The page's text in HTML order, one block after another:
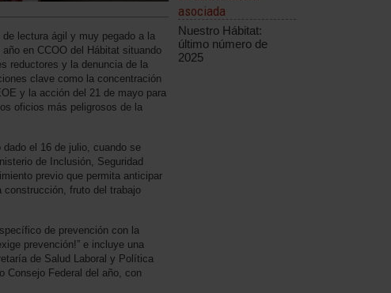
lectura ágil y muy pegado a la
en CCOO del Hábitat situando
reductores y la denuncia de la
clave como la concentración
y la acción del 21 de mayo para
oficios más peligrosos de la
el 16 de julio, cuando se
de Inclusión, Seguridad
previo que permita anticipar
construcción, fruto del trabajo
de prevención con la
prevención!” e incluye una
de Salud Laboral y Política
Consejo Federal del año, con
asociada
Nuestro Hábitat:
último número de
2025